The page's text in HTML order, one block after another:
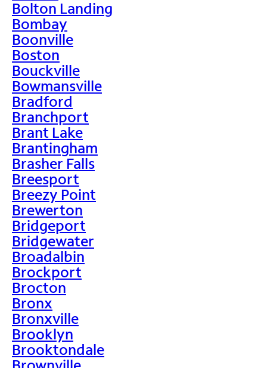
Bolton Landing
Bombay
Boonville
Boston
Bouckville
Bowmansville
Bradford
Branchport
Brant Lake
Brantingham
Brasher Falls
Breesport
Breezy Point
Brewerton
Bridgeport
Bridgewater
Broadalbin
Brockport
Brocton
Bronx
Bronxville
Brooklyn
Brooktondale